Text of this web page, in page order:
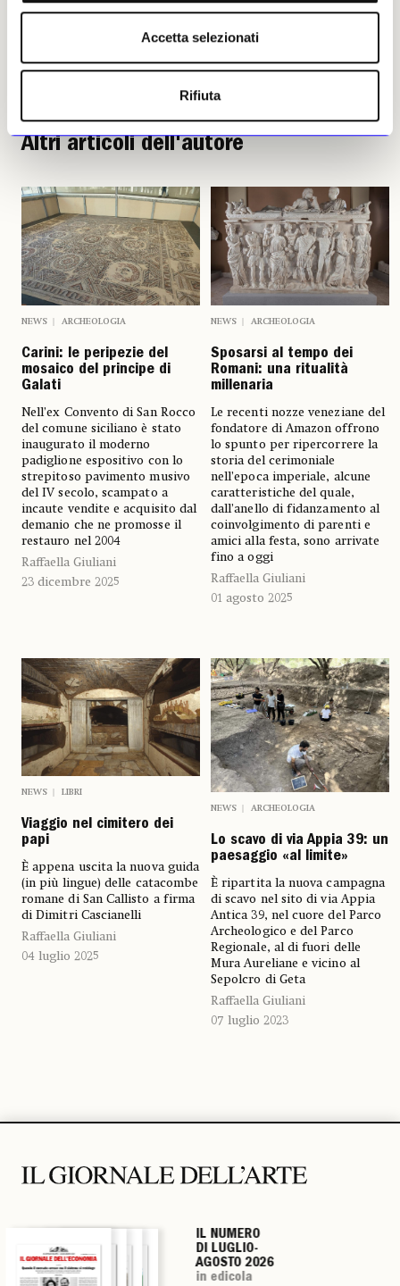
Accetta selezionati
Rifiuta
Leggi i suoi articoli
Altri articoli dell'autore
NEWS ARCHEOLOGIA
Carini: le peripezie del
mosaico del principe di
Galati
Nell’ex Convento di San Rocco
del comune siciliano è stato
inaugurato il moderno
padiglione espositivo con lo
strepitoso pavimento musivo
del IV secolo, scampato a
incaute vendite e acquisito dal
demanio che ne promosse il
restauro nel 2004
Raffaella Giuliani
23 dicembre 2025
NEWS ARCHEOLOGIA
Sposarsi al tempo dei
Romani: una ritualità
millenaria
Le recenti nozze veneziane del
fondatore di Amazon offrono
lo spunto per ripercorrere la
storia del cerimoniale
nell’epoca imperiale, alcune
caratteristiche del quale,
dall’anello di fidanzamento al
coinvolgimento di parenti e
amici alla festa, sono arrivate
fino a oggi
Raffaella Giuliani
01 agosto 2025
NEWS LIBRI
Viaggio nel cimitero dei
papi
È appena uscita la nuova guida
(in più lingue) delle catacombe
romane di San Callisto a firma
di Dimitri Cascianelli
Raffaella Giuliani
04 luglio 2025
NEWS ARCHEOLOGIA
Lo scavo di via Appia 39: un
paesaggio «al limite»
È ripartita la nuova campagna
di scavo nel sito di via Appia
Antica 39, nel cuore del Parco
Archeologico e del Parco
Regionale, al di fuori delle
Mura Aureliane e vicino al
Sepolcro di Geta
Raffaella Giuliani
07 luglio 2023
IL NUMERO
DI LUGLIO-
AGOSTO 2026
in edicola
IL NUMERO
DI LUGLIO-
AGOSTO 2026
in edicola
IL NUMERO
DI LUGLIO-
AGOSTO 2026
in edicola
IL NUMERO
DI LUGLIO-
AGOSTO 2026
in edicola